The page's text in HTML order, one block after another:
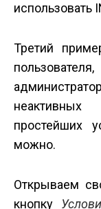
использовать
Третий
простейших
можно.
Открываем
кнопку